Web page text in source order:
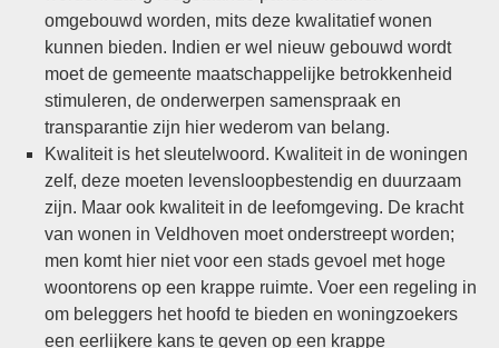
omgebouwd worden, mits deze kwalitatief wonen
kunnen bieden. Indien er wel nieuw gebouwd wordt
moet de gemeente maatschappelijke betrokkenheid
stimuleren, de onderwerpen samenspraak en
transparantie zijn hier wederom van belang.
Kwaliteit is het sleutelwoord. Kwaliteit in de woningen
zelf, deze moeten levensloopbestendig en duurzaam
zijn. Maar ook kwaliteit in de leefomgeving. De kracht
van wonen in Veldhoven moet onderstreept worden;
men komt hier niet voor een stads gevoel met hoge
woontorens op een krappe ruimte. Voer een regeling in
om beleggers het hoofd te bieden en woningzoekers
een eerlijkere kans te geven op een krappe